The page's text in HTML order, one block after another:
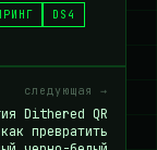
DS4
следующая →
Dithered QR
превратить